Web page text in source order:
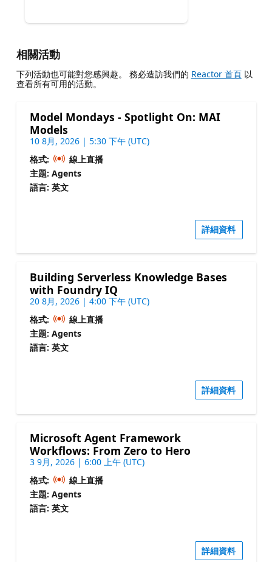
相關活動
下列活動也可能對您感興趣。 務必造訪我們的 Reactor 首頁以
查看所有可用的活動。
Model Mondays - Spotlight On: MAI
Models
10 8月, 2026 | 5:30 下午 (UTC)
格式:
線上直播
主題: Agents
語言: 英文
詳細資料
Building Serverless Knowledge Bases
with Foundry IQ
20 8月, 2026 | 4:00 下午 (UTC)
格式:
線上直播
主題: Agents
語言: 英文
詳細資料
Microsoft Agent Framework
Workflows: From Zero to Hero
3 9月, 2026 | 6:00 上午 (UTC)
格式:
線上直播
主題: Agents
語言: 英文
詳細資料